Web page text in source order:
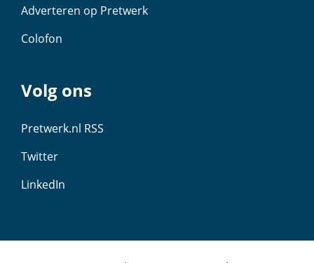
Adverteren op Pretwerk
Colofon
Volg ons
Pretwerk.nl RSS
Twitter
LinkedIn